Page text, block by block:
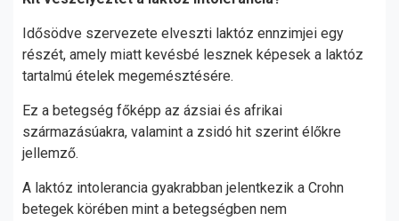
Idősödve szervezete elveszti laktóz ennzimjei egy
részét, amely miatt kevésbé lesznek képesek a laktóz
tartalmú ételek megemésztésére.
Ez a betegség főképp az ázsiai és afrikai
származásúakra, valamint a zsidó hit szerint élőkre
jellemző.
A laktóz intolerancia gyakrabban jelentkezik a Crohn
betegek körében mint a betegségben nem